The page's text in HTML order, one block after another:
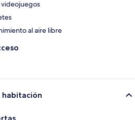
videojuegos
al aire libre
habitación